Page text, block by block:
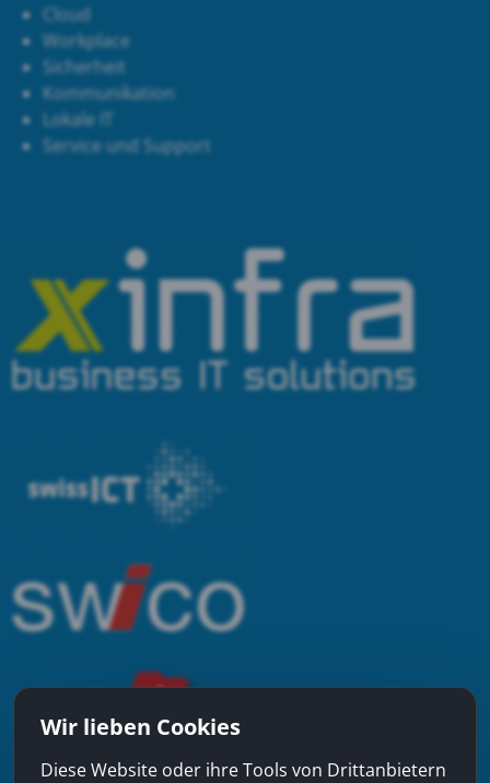
Cloud
Workplace
Sicherheit
Kommunikation
Lokale IT
Service und Support
Wir lieben Cookies
Diese Website oder ihre Tools von Drittanbietern